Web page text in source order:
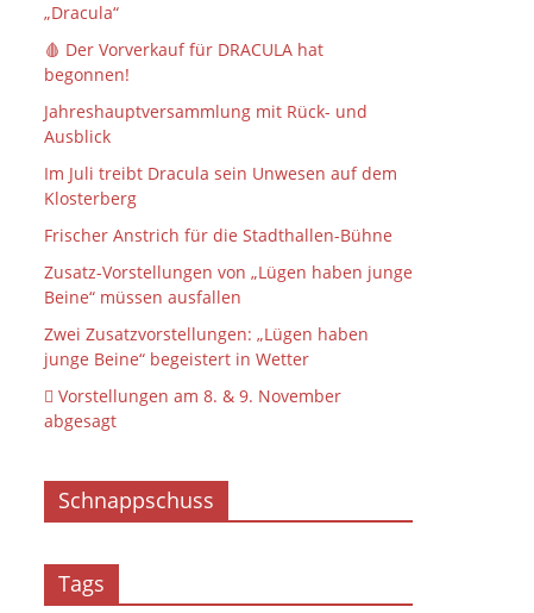
„Dracula“
🩸 Der Vorverkauf für DRACULA hat
begonnen!
Jahreshauptversammlung mit Rück- und
Ausblick
Im Juli treibt Dracula sein Unwesen auf dem
Klosterberg
Frischer Anstrich für die Stadthallen-Bühne
Zusatz-Vorstellungen von „Lügen haben junge
Beine“ müssen ausfallen
Zwei Zusatzvorstellungen: „Lügen haben
junge Beine“ begeistert in Wetter
 Vorstellungen am 8. & 9. November
abgesagt
Schnappschuss
Tags